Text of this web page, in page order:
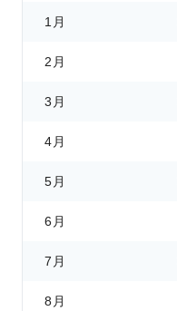
1月
2月
3月
4月
5月
6月
7月
8月